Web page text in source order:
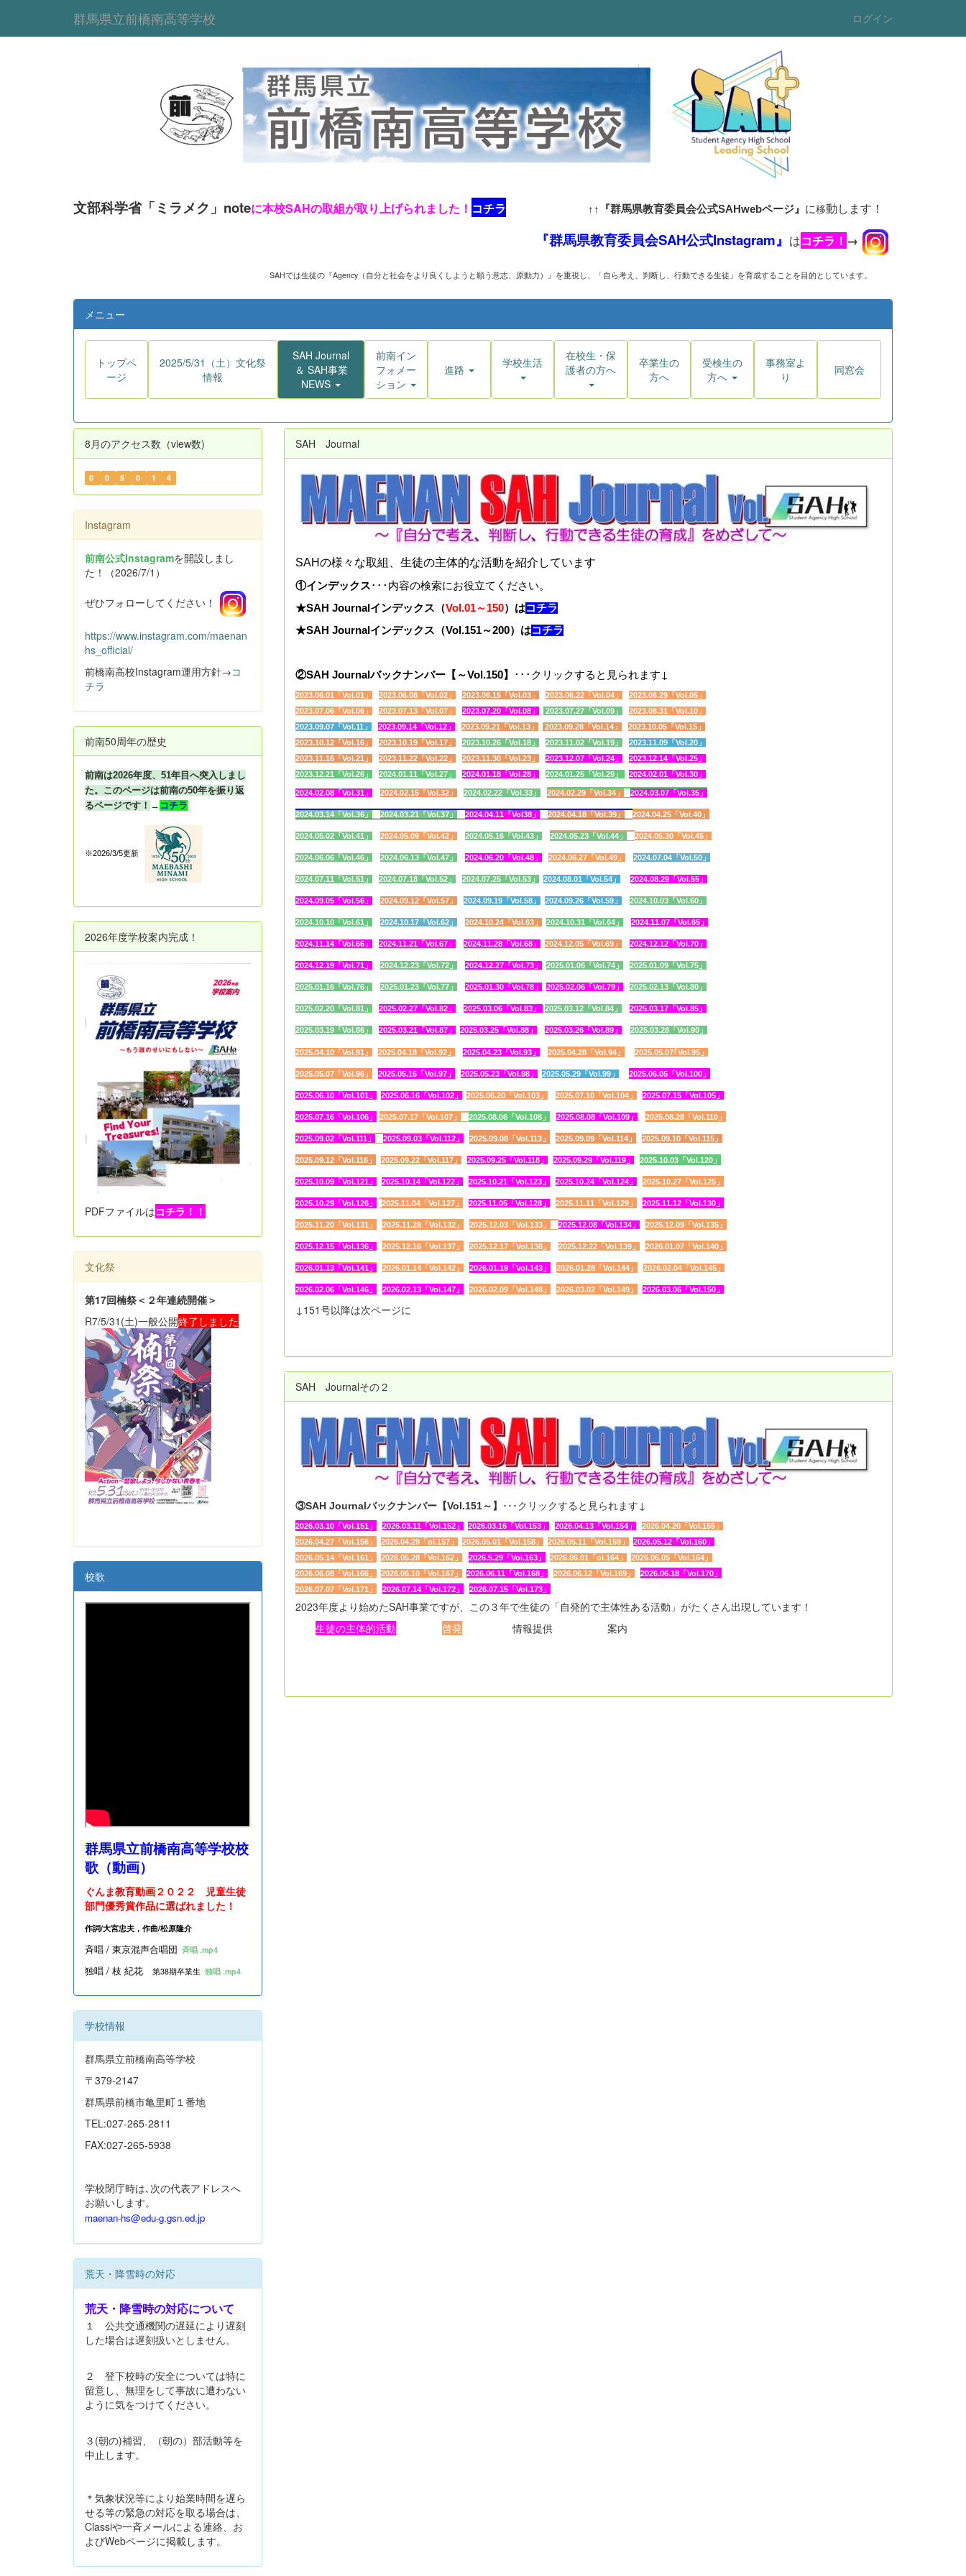
群馬県立前橋南高等学校 ログイン
文部科学省「ミラメク」noteに本校SAHの取組が取り上げられました！ コチラ ↑↑『群馬県教育委員会公式SAHwebページ』 に移動します！
『群馬県教育委員会SAH公式Instagram』 はコチラ！ →
SAHでは生徒の『Agency （自分と社会をより良くしようと願う意志、原動力）』を重視し、 「自ら考え、判断し、行動できる生徒」を育成することを目的としています。
メニュー
トップペ
ージ
2025/5/31（土）文化祭
情報
SAH Journal
＆ SAH事業
NEWS
前南イン
フォメー
ション
進路 学校生活
在校生・保
護者の方へ
卒業生の
方へ
受検生の
方へ
事務室よ
り
同窓会
SAH Journal
SAHの様々な取組、生徒の主体的な活動を紹介しています
①インデックス･･･ 内容の検索にお役立てください。
★SAH Journalインデックス（Vol.01～150）はコチラ
★SAH Journalインデックス（Vol.151～200） はコチラ
②SAH Journalバックナンバー【～Vol.150】
･･･クリックすると見られます↓
2023.06.01「Vol.01 」 2023.06.08「Vol.02」 2023.06.15「Vol.03」 2023.06.22「Vol.04」 2023.06.29「Vol.05」
2023.07.06「Vol.06」 2023.07.13「Vol.07」 2023.07.20「Vol.08」 2023.07.27「Vol.09」
2023.08.31「Vol.10」
2023.09.07「Vol.11」
2023.09.14「Vol.12」 2023.09.21「Vol.13」 2023.09.28「Vol.14」
2023.10.05「Vol.15」
2023.10.12「Vol.16」
2023.10.19「Vol.17」 2023.10.26「Vol.18」 2023.11.02「Vol.19」
2023.11.09「Vol.20」
2023.11.16「Vol.21」
2023.11.22「Vol.22」 2023.11.30「Vol.23」 2023.12.07「Vol.24」
2023.12.14「Vol.25」
2023.12.21「Vol.26」
2024.01.11「Vol.27」 2024.01.18「Vol.28」 2024.01.25「Vol.29」 2024.02.01「Vol.30」
2024.02.08「Vol.31」 2024.02.15「Vol.32」 2024.02.22「Vol.33」 2024.02.29「Vol.34」 2024.03.07「Vol.35」
2024.03.14「Vol.36」 2024.03.21「Vol.37」 2024.04.11「Vol38」 2024.04.18「Vol.39」 2024.04.25「Vol.40」
2024.05.02「Vol.41 」 2024.05.09「Vol.42」 2024.05.16「Vol.43」 2024.05.23「Vol.44」 2024.05.30「Vol.45」
2024.06.06「Vol.46」 2024.06.13「Vol.47」 2024.06.20「Vol.48」 2024.06.27「Vol.49」 2024.07.04「Vol.50」
2024.07.11「Vol.51」 2024.07.18「Vol.52」 2024.07.25「Vol.53」 2024.08.01「Vol.54」 2024.08.29「Vol.55」
2024.09.05「Vol.56」 2024.09.12「Vol.57」 2024.09.19「Vol.58」 2024.09.26「Vol.59」 2024.10.03「Vol.60」
2024.10.10「Vol.61 」 2024.10.17「Vol.62」 2024.10.24「Vol.63」 2024.10.31「Vol.64」 2024.11.07「Vol.65」
2024.11.14「Vol.66」 2024.11.21「Vol.67」 2024.11.28「Vol.68」 2024.12.05「Vol.69」 2024.12.12「Vol.70」
2024.12.19「Vol.71」 2024.12.23「Vol.72」 2024.12.27「Vol.73」 2025.01.06「Vol.74」 2025.01.09「Vol.75」
2025.01.16「Vol.76」 2025.01.23「Vol.77」 2025.01.30「Vol.78」 2025.02.06「Vol.79」 2025.02.13「Vol.80」
2025.02.20「Vol.81 」 2025.02.27「Vol.82」 2025.03.06「Vol.83」 2025.03.12「Vol.84」 2025.03.17「Vol.85」
2025.03.19「Vol.86」 2025.03.21「Vol.87」 2025.03.25「Vol.88」 2025.03.26「Vol.89」 2025.03.28「Vol.90」
2025.04.10「Vol.91」 2025.04.18「Vol.92」 2025.04.23「Vol.93」 2025.04.28「Vol.94」 2025.05.07｢Vol.95」
2025.05.07「Vol.96」 2025.05.16「Vol.97」 2025.05.23「Vol.98」 2025.05.29「Vol.99」 2025.06.05「Vol.100」
2025.06.10「Vol.101」 2025.06.16「Vol.102」 2025.06.20「Vol.103」 2025.07.10「Vol.104」 2025.07.15「Vol.105」
2025.07.16「Vol.106」 2025.07.17「Vol.107」 2025.08.06「Vol.108」 2025.08.08「Vol.109」 2025.08.28「Vol.110」
2025.09.02「Vol.111」 2025.09.03「Vol.112」 2025.09.08「Vol.113」 2025.09.09「Vol.114」 2025.09.10「Vol.115」
2025.09.12「Vol.116」 2025.09.22「Vol.117」 2025.09.25「Vol.118」 2025.09.29「Vol.119」 2025.10.03「Vol.120」
2025.10.09「Vol.121」 2025.10.14「Vol.122」 2025.10.21「Vol.123」 2025.10.24「Vol.124」 2025.10.27「Vol.125」
2025.10.29「Vol.126」 2025.11.04「Vol.127」 2025.11.05「Vol.128」 2025.11.11「Vol.129」 2025.11.12「Vol.130」
2025.11.20「Vol.131」 2025.11.28「Vol.132」 2025.12.03「Vol.133」 2025.12.08「Vol.134」 2025.12.09「Vol.135」
2025.12.15「Vol.136」 2025.12.16「Vol.137」 2025.12.17「Vol.138」 2025.12.22「Vol.139」 2026.01.07「Vol.140」
2026.01.13「Vol.141」 2026.01.14「Vol.142」 2026.01.19「Vol.143」 2026.01.28「Vol.144」 2026.02.04「Vol.145」
2026.02.06「Vol.146」 2026.02.13「Vol.147」 2026.02.09「Vol.148」 2026.03.02「Vol.149」 2026.03.06「Vol.150」
↓151号以降は次ページに
SAH Journalその２
③SAH Journalバックナンバー【Vol.151～】 ･･･クリックすると見られます↓
2026.03.10「Vol.151」 2026.03.11「Vol.152」 2026.03.16「Vol.153」 2026.04.13「Vol.154」
2026.04.20「Vol.155」
2026.04.27「Vol.156」
2026.04.29「ol.157」 2026.05.01「Vol.158」 2026.05.11「Vol.159」
2026.05.12「Vol.160」
2026.05.14「Vol.161」
2026.05.28「Vol.162」 2026.5.29「Vol.163」 2026.06.01「ol.164」
2026.06.05「Vol.164」
2026.06.08「Vol.166」
2026.06.10「Vol.167」 2026.06.11「Vol.168」 2026.06.12「Vol.169」
2026.06.18「Vol.170」
2026.07.07「Vol.171」
2026.07.14「Vol.172」 2026.07.15「Vol.173」
2023年度より始めたSAH事業ですが、この３年で生徒の「自発的で主体性ある活動」がたくさん出現しています！
生徒の主体的活動
啓発 情報提供 案内
8月のアクセス数（view数)
0 0 5 0 1 4
Instagram
前南公式Instagramを開設しまし
た！（2026/7/1）
ぜひフォローしてください！
https://www.instagram.com/maenan
hs_official/
前橋南高校Instagram運用方針→コ
チラ
前南50周年の歴史
前南は2026年度、51年目へ突入しまし
た。このページは前南の50年を振り返
るページです！ → コチラ
※2026/3/5更新
2026年度学校案内完成！
PDFファイルはコチラ！！
文化祭
第17回楠祭＜２年連続開催＞
R7/5/31(土)一般公開終了しました
校歌
群馬県立前橋南高等学校校
歌（動画）
ぐんま教育動画２０２２ 児童生徒
部門優秀賞作品に選ばれました！
作詞/大宮忠夫，作曲/松原隆介
斉唱 / 東京混声合唱団 斉唱 .mp4
独唱 / 枝 紀花 第38期卒業生 独唱 .mp4
学校情報
群馬県立前橋南高等学校
〒379-2147
群馬県前橋市亀里町１番地
TEL:027-265-2811
FAX:027-265-5938
学校閉庁時は､次の代表アドレスへ
お願いします。
maenan-hs@edu-g.gsn.ed.jp
荒天・降雪時の対応
荒天・降雪時の対応について
１ 公共交通機関の遅延により遅刻
した場合は遅刻扱いとしません。
２ 登下校時の安全については特に
留意し、無理をして事故に遭わない
ように気をつけてください。
３(朝の)補習、（朝の）部活動等を
中止します。
＊気象状況等により始業時間を遅ら
せる等の緊急の対応を取る場合は、
Classiや一斉メールによる連絡、お
よびWebページに掲載します。